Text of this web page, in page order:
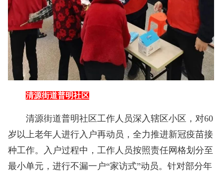
清源街道普明社区
清源街道普明社区工作人员深入辖区小区，对60
岁以上老年人进行入户再动员，全力推进新冠疫苗接
种工作。入户过程中，工作人员按照责任网格划分至
最小单元，进行不漏一户“家访式”动员。针对部分年